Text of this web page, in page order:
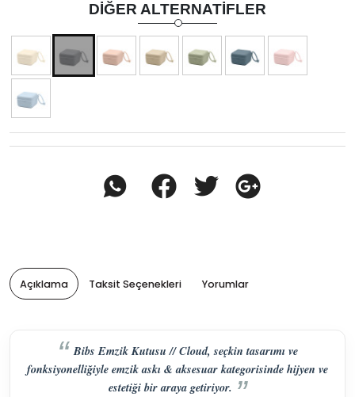
DIĞER ALTERNATIFLER
Açıklama Taksit Seçenekleri Yorumlar
Bibs Emzik Kutusu // Cloud, seçkin tasarımı ve
fonksiyonelliğiyle emzik askı & aksesuar kategorisinde hijyen ve
estetiği bir araya getiriyor.